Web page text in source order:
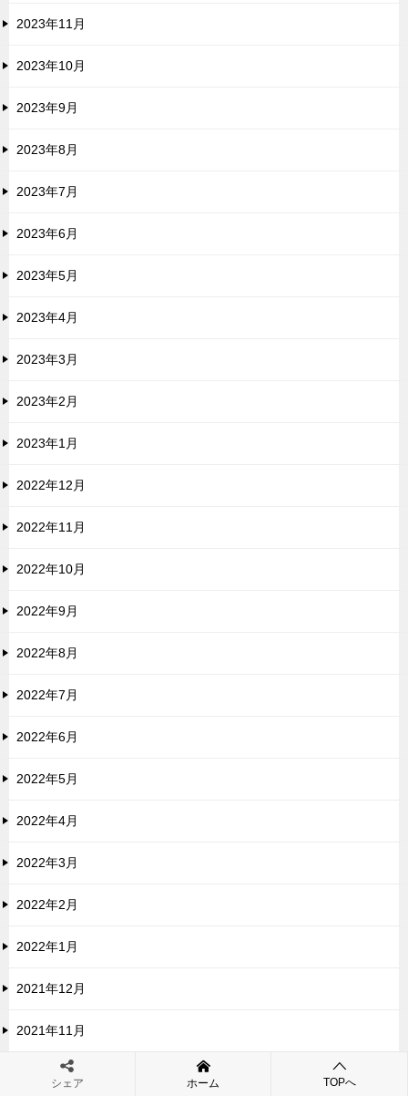
2023年11月
2023年10月
2023年9月
2023年8月
2023年7月
2023年6月
2023年5月
2023年4月
2023年3月
2023年2月
2023年1月
2022年12月
2022年11月
2022年10月
2022年9月
2022年8月
2022年7月
2022年6月
2022年5月
2022年4月
2022年3月
2022年2月
2022年1月
2021年12月
2021年11月
2021年10月
シェア ホーム TOPへ